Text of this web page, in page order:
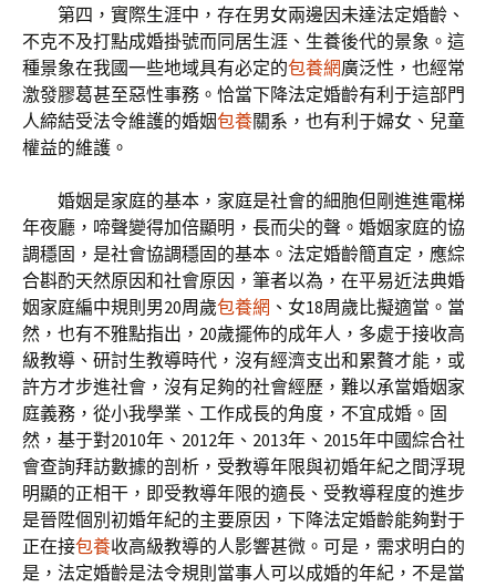
第四，實際生涯中，存在男女兩邊因未達法定婚齡、
不克不及打點成婚掛號而同居生涯、生養後代的景象。這
種景象在我國一些地域具有必定的包養網廣泛性，也經常
激發膠葛甚至惡性事務。恰當下降法定婚齡有利于這部門
人締結受法令維護的婚姻包養關系，也有利于婦女、兒童
權益的維護。
婚姻是家庭的基本，家庭是社會的細胞但剛進進電梯
年夜廳，啼聲變得加倍顯明，長而尖的聲。婚姻家庭的協
調穩固，是社會協調穩固的基本。法定婚齡簡直定，應綜
合斟酌天然原因和社會原因，筆者以為，在平易近法典婚
姻家庭編中規則男20周歲包養網 、女18周歲比擬適當。當
然，也有不雅點指出，20歲擺佈的成年人，多處于接收高
級教導、研討生教導時代，沒有經濟支出和累贅才能，或
許方才步進社會，沒有足夠的社會經歷，難以承當婚姻家
庭義務，從小我學業、工作成長的角度，不宜成婚。固
然，基于對2010年、2012年、2013年、2015年中國綜合社
會查詢拜訪數據的剖析，受教導年限與初婚年紀之間浮現
明顯的正相干，即受教導年限的適長、受教導程度的進步
是晉陞個別初婚年紀的主要原因，下降法定婚齡能夠對于
正在接包養收高級教導的人影響甚微。可是，需求明白的
是，法定婚齡是法令規則當事人可以成婚的年紀，不是當